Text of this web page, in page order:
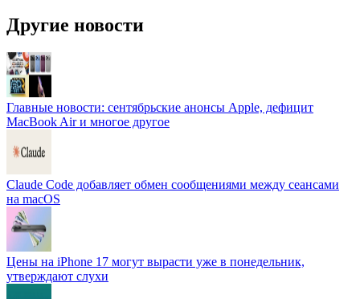
Другие новости
Главные новости: сентябрьские анонсы Apple, дефицит
MacBook Air и многое другое
Claude Code добавляет обмен сообщениями между сеансами
на macOS
Цены на iPhone 17 могут вырасти уже в понедельник,
утверждают слухи